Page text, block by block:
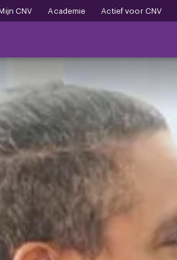
CNV Academie Actief voor CNV